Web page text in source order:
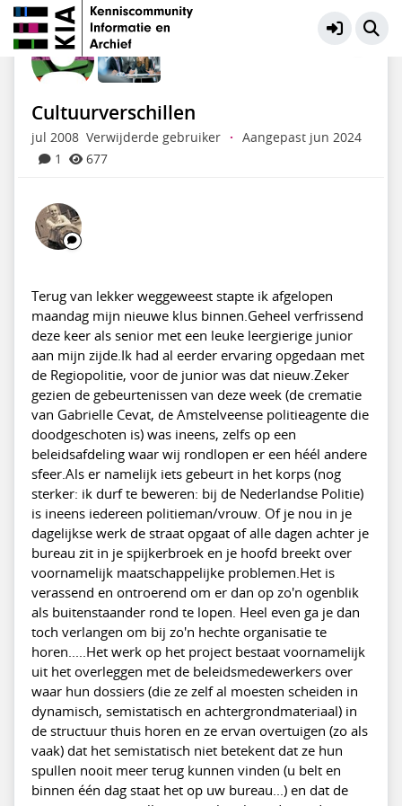
KIA Community Meer
Cultuurverschillen
jul 2008 Verwijderde gebruiker ·
Aangepast jun 2024
1
677
Terug van lekker weggeweest stapte ik afgelopen
maandag mijn nieuwe klus binnen.Geheel verfrissend
deze keer als senior met een leuke leergierige junior
aan mijn zijde.Ik had al eerder ervaring opgedaan met
de Regiopolitie, voor de junior was dat nieuw.Zeker
gezien de gebeurtenissen van deze week (de crematie
van Gabrielle Cevat, de Amstelveense politieagente die
doodgeschoten is) was ineens, zelfs op een
beleidsafdeling waar wij rondlopen er een héél andere
sfeer.Als er namelijk iets gebeurt in het korps (nog
sterker: ik durf te beweren: bij de Nederlandse Politie)
is ineens iedereen politieman/vrouw. Of je nou in je
dagelijkse werk de straat opgaat of alle dagen achter je
bureau zit in je spijkerbroek en je hoofd breekt over
voornamelijk maatschappelijke problemen.Het is
verassend en ontroerend om er dan op zo'n ogenblik
als buitenstaander rond te lopen. Heel even ga je dan
toch verlangen om bij zo'n hechte organisatie te
horen.....Het werk op het project bestaat voornamelijk
uit het overleggen met de beleidsmedewerkers over
waar hun dossiers (die ze zelf al moesten scheiden in
dynamisch, semistatisch en achtergrondmateriaal) in
de structuur thuis horen en ze ervan overtuigen (zo als
vaak) dat het semistatisch niet betekent dat ze hun
spullen nooit meer terug kunnen vinden (u belt en
binnen één dag staat het op uw bureau...) en dat de